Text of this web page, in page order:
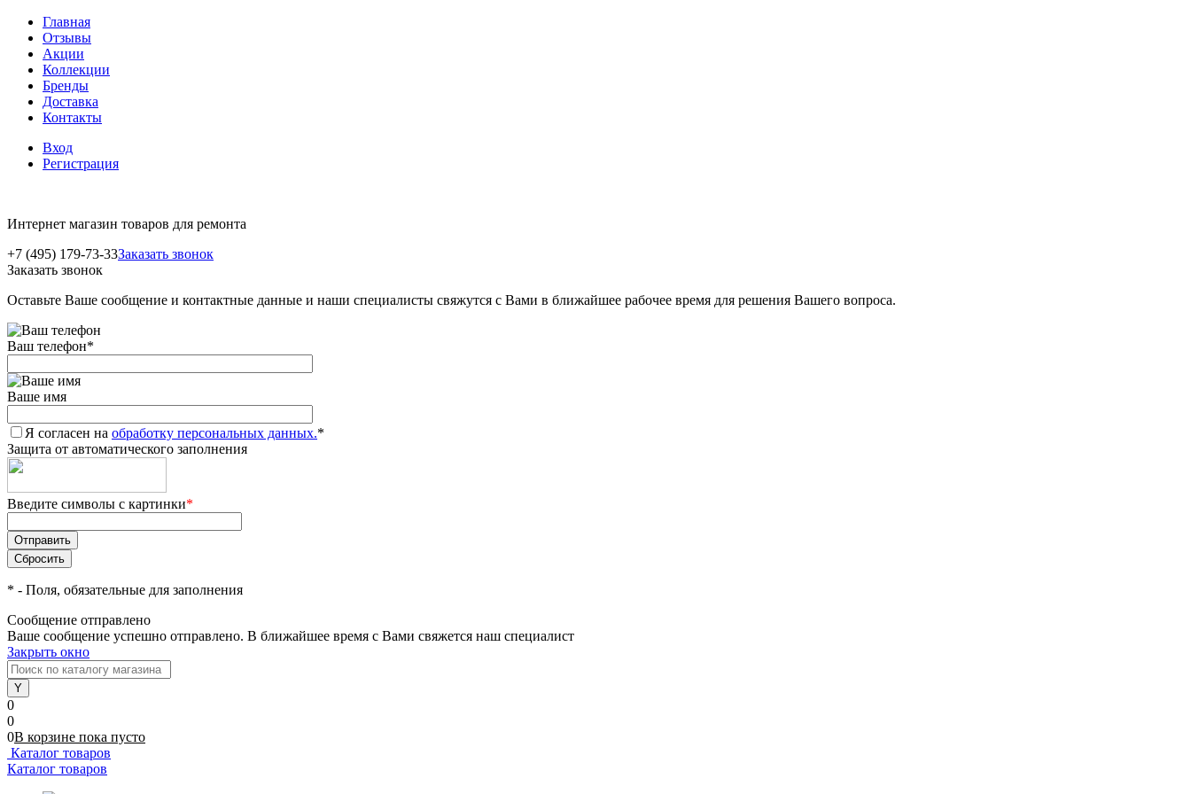
Главная
Отзывы
Акции
Коллекции
Бренды
Доставка
Контакты
Вход
Регистрация
Интернет магазин товаров для ремонта
+7 (495) 179-73-33Заказать звонок
Заказать звонок
Оставьте Ваше сообщение и контактные данные и наши специалисты свяжутся с Вами в ближайшее рабочее время для решения Вашего вопроса.
Ваш телефон*
Ваше имя
Я согласен на обработку персональных данных.*
Защита от автоматического заполнения
Введите символы с картинки*
* - Поля, обязательные для заполнения
Сообщение отправлено
Ваше сообщение успешно отправлено. В ближайшее время с Вами свяжется наш специалист
Закрыть окно
0
0
0В корзине пока пусто
Каталог товаров
Каталог товаров